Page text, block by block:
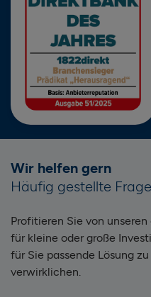
Wir helfen gern
Häufig gestellte
Profitieren Sie von
für kleine oder große
für Sie passende Lösung
verwirklichen.